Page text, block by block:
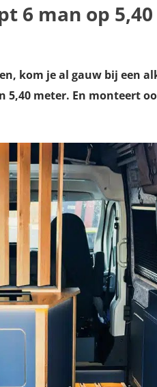
6 man op
kom je al gauw bij een
meter. En monteert